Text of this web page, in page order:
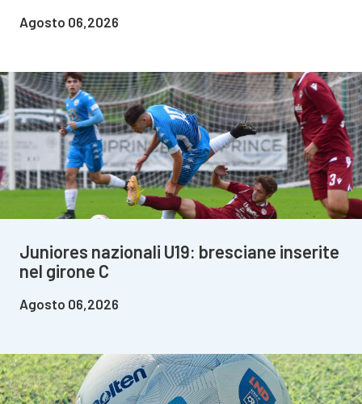
Agosto 06,2026
Juniores nazionali U19: bresciane inserite
nel girone C
Agosto 06,2026